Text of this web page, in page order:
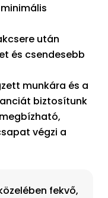
után
és csendesebb
munkára és a
biztosítunk
megbízható,
végzi a
fekvő,